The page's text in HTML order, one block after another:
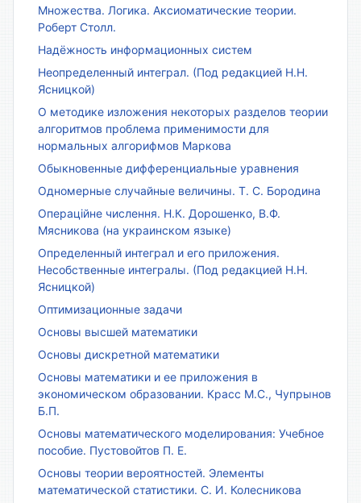
Множества. Логика. Аксиоматические теории.
Роберт Столл.
Надёжность информационных систем
Неопределенный интеграл. (Под редакцией Н.Н.
Ясницкой)
О методике изложения некоторых разделов теории
алгоритмов проблема применимости для
нормальных алгорифмов Маркова
Обыкновенные дифференциальные уравнения
Одномерные случайные величины. Т. С. Бородина
Операційне числення. Н.К. Дорошенко, В.Ф.
Мясникова (на украинском языке)
Определенный интеграл и его приложения.
Несобственные интегралы. (Под редакцией Н.Н.
Ясницкой)
Оптимизационные задачи
Основы высшей математики
Основы дискретной математики
Основы математики и ее приложения в
экономическом образовании. Красс М.С., Чупрынов
Б.П.
Основы математического моделирования: Учебное
пособие. Пустовойтов П. Е.
Основы теории вероятностей. Элементы
математической статистики. С. И. Колесникова